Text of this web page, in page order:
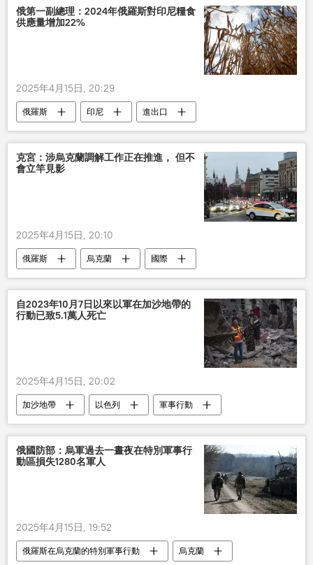
俄第一副總理：2024年俄羅斯對印尼糧食
供應量增加22%
2025年4月15日, 20:29
俄羅斯 印尼 進出口
克宮：涉烏克蘭調解工作正在推進， 但不
會立竿見影
2025年4月15日, 20:10
俄羅斯 烏克蘭 國際
自2023年10月7日以來以軍在加沙地帶的
行動已致5.1萬人死亡
2025年4月15日, 20:02
加沙地帶 以色列
軍事行動
死亡人數
俄國防部：烏軍過去一晝夜在特別軍事行
動區損失1280名軍人
2025年4月15日, 19:52
俄羅斯在烏克蘭的特別軍事行動
烏克蘭